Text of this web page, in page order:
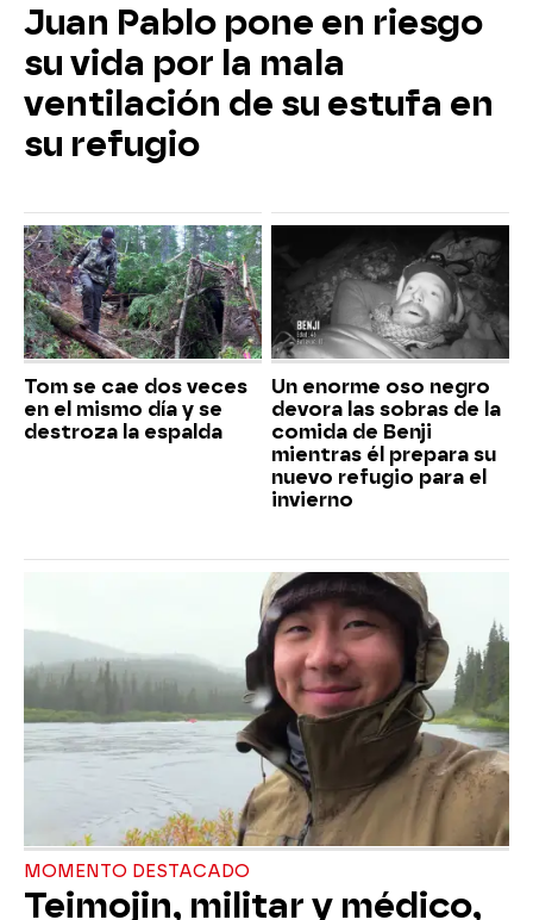
Juan Pablo pone en riesgo
su vida por la mala
ventilación de su estufa en
su refugio
Tom se cae dos veces
en el mismo día y se
destroza la espalda
Un enorme oso negro
devora las sobras de la
comida de Benji
mientras él prepara su
nuevo refugio para el
invierno
MOMENTO DESTACADO
Teimojin, militar y médico,